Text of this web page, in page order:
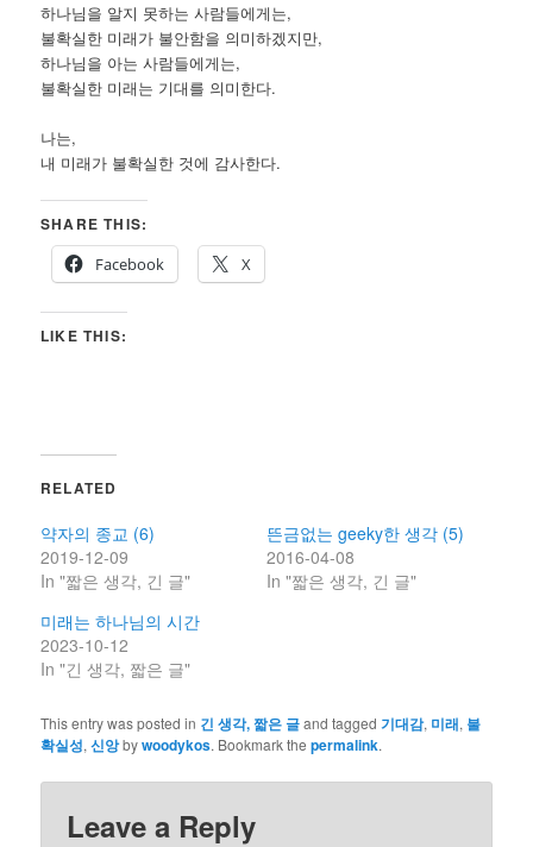
하나님을 알지 못하는 사람들에게는,
불확실한 미래가 불안함을 의미하겠지만,
하나님을 아는 사람들에게는,
불확실한 미래는 기대를 의미한다.
나는,
내 미래가 불확실한 것에 감사한다.
SHARE THIS:
Facebook
X
LIKE THIS:
RELATED
약자의 종교 (6)
2019-12-09
In "짧은 생각, 긴 글"
뜬금없는 geeky한 생각 (5)
2016-04-08
In "짧은 생각, 긴 글"
미래는 하나님의 시간
2023-10-12
In "긴 생각, 짧은 글"
This entry was posted in 긴 생각, 짧은 글and tagged기대감, 미래, 불
확실성,신앙bywoodykos. Bookmark thepermalink.
Leave a Reply